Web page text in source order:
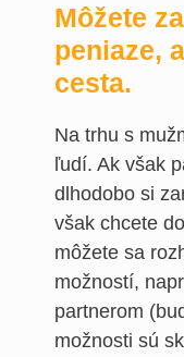
Môžete
peniaze,
cesta.
Na trhu s
ľudí. Ak však
dlhodobo si
však chcete
môžete sa
možností,
partnerom
možnosti sú